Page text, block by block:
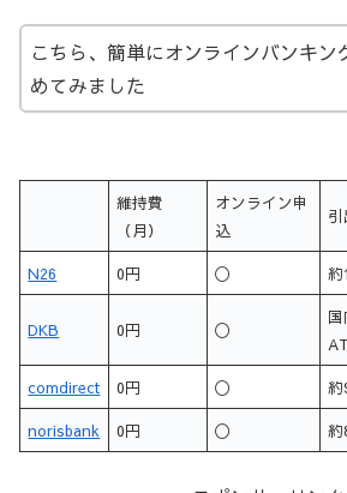
こちら、簡単にオンラインバンキン
めてみました
維持費
（月）
オンライン申
込
N26 0円 〇 約
DKB 0円 〇
comdirect 0円 〇 約
norisbank 0円 〇 約